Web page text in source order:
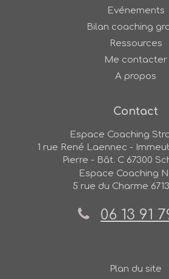
Evénements
Bilan coaching
Ressources
Me contacter
A propos
Contact
Espace Coaching
1 rue René Laennec -
Pierre - Bât. C 67300
Espace Coaching
5 rue du Charme
06 13 91
Plan du site